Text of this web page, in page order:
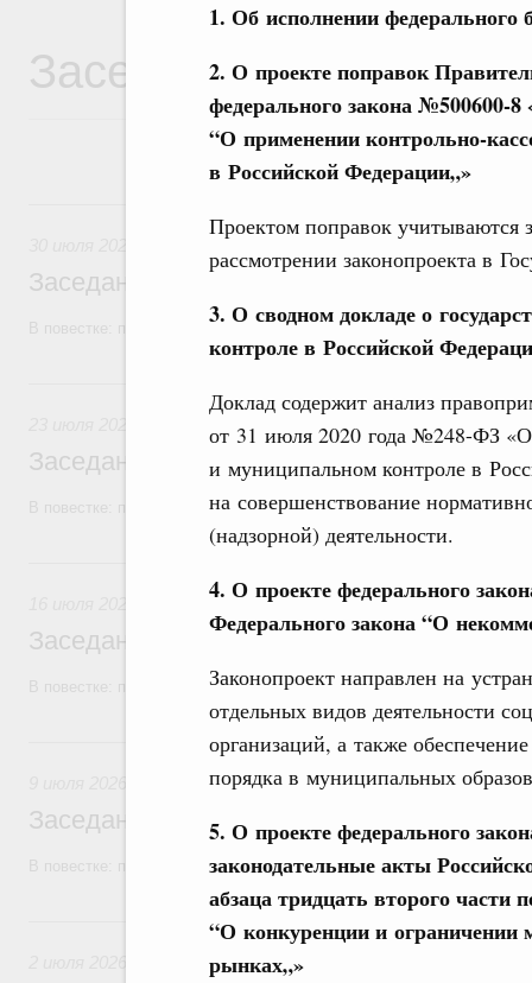
1. Об исполнении федерального
2. О проекте поправок
федерального закона №500600-
“О применении контрольно-
в Российской Федерации„»
Проектом поправок учитываются
рассмотрении законопроекта в
3. О сводном докладе о
контроле в Российской
Доклад содержит анализ
от 31 июля 2020 года №248-ФЗ «О
и муниципальном контроле в
на совершенствование
(надзорной) деятельности.
4. О проекте федерального
Федерального закона “О
Законопроект направлен на
отдельных видов деятельности
организаций, а также
порядка в муниципальных
5. О проекте федерального
законодательные акты
абзаца тридцать второго
“О конкуренции и ограничении
рынках„»
Заседания
Заседание Правительства (2026 год,
В повестке: проекты федеральных законов, бюджетные
Заседание Правительства (2026 год,
В повестке: проекты федеральных законов
Заседание Правительства (2026 год,
В повестке: проекты федеральных законов, бюджетные
9 июля, четверг
Заседание Правительства (2026 год,
В повестке: проекты федеральных законов, бюджетные